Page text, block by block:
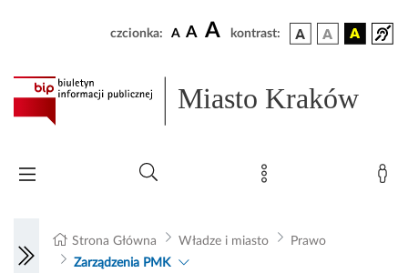
czcionka: A A A kontrast:
Miasto Kraków
Strona Główna Władze i miasto
Prawo
Zarządzenia PMK